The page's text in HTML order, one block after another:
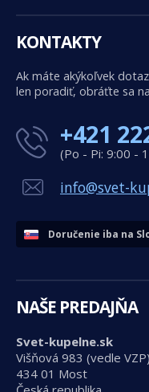
KONTAKTY
Ak máte akýkoľvek
len poradiť, obráťte sa
+421
(Po - Pi: 9:00 -
info@svet-
Doručenie iba na
NAŠE PREDAJŇA
Svet-kupelne.sk
Višňová 983 (vedle VZP)
434 01 Most